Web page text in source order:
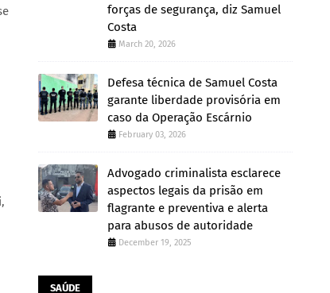
forças de segurança, diz Samuel
Costa
March 20, 2026
Defesa técnica de Samuel Costa
garante liberdade provisória em
caso da Operação Escárnio
February 03, 2026
Advogado criminalista esclarece
aspectos legais da prisão em
flagrante e preventiva e alerta
para abusos de autoridade
December 19, 2025
SAÚDE